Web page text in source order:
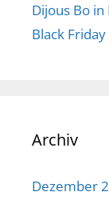
Dijous Bo in
Black Friday
Archiv
Dezember